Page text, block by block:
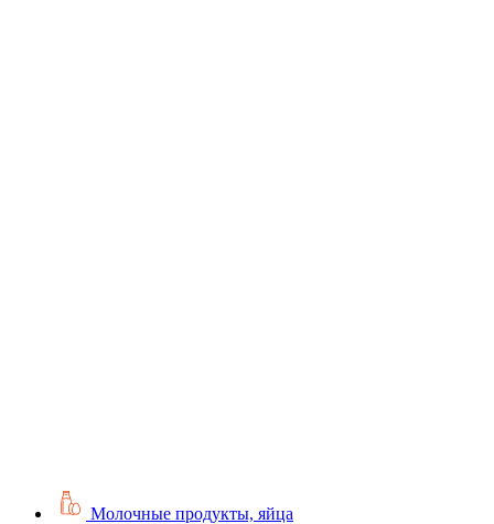
Молочные продукты, яйца